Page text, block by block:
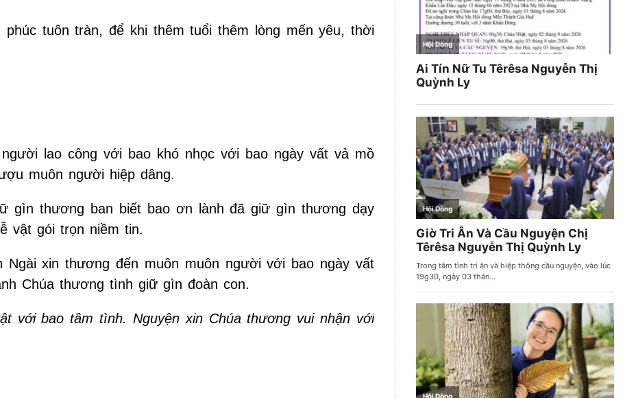
tuôn tràn, để khi thêm tuổi thêm lòng mến yêu, thời
lao công với bao khó nhọc với bao ngày vất vả mồ
muôn người hiệp dâng.
gìn thương ban biết bao ơn lành đã giữ gìn thương dạy
vật gói trọn niềm tin.
xin thương đến muôn muôn người với bao ngày vất
Chúa thương tình giữ gìn đoàn con.
với bao tâm tình. Nguyện xin Chúa thương vui nhận với